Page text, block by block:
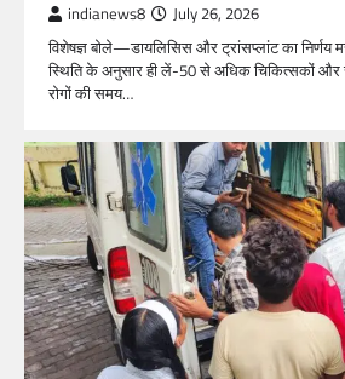
indianews8 July 26, 2026
विशेषज्ञ बोले—डायलिसिस और ट्रांसप्लांट का निर्णय
स्थिति के अनुसार ही लें-50 से अधिक चिकित्सकों और
रोगों की समय…